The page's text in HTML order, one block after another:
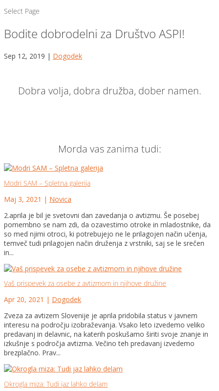
Select Page
Bodite dobrodelni za Društvo ASPI!
Sep 12, 2019 | Dogodek
Dobra volja, dobra družba, dober namen.
Morda vas zanima tudi:
Modri SAM – Spletna galerija
Maj 3, 2021 | Novica
2.aprila je bil je svetovni dan zavedanja o avtizmu. Še posebej
pomembno se nam zdi, da ozavestimo otroke in mladostnike, da
so med njimi otroci, ki potrebujejo ne le prilagojen način učenja,
temveč tudi prilagojen način druženja z vrstniki, saj se le srečen
in...
Vaš prispevek za osebe z avtizmom in njihove družine
Apr 20, 2021 | Dogodek
Zveza za avtizem Slovenije je aprila pridobila status v javnem
interesu na področju izobraževanja. Vsako leto izvedemo veliko
predavanj in delavnic, na katerih poskušamo širiti svoje znanje in
izkušnje s področja avtizma. Večino teh predavanj izvedemo
brezplačno. Prav...
Okrogla miza: Tudi jaz lahko delam